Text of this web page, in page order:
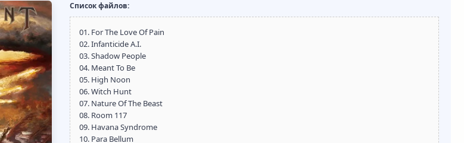
Список файлов:
01. For The Love Of Pain
02. Infanticide A.I.
03. Shadow People
04. Meant To Be
05. High Noon
06. Witch Hunt
07. Nature Of The Beast
08. Room 117
09. Havana Syndrome
10. Para Bellum